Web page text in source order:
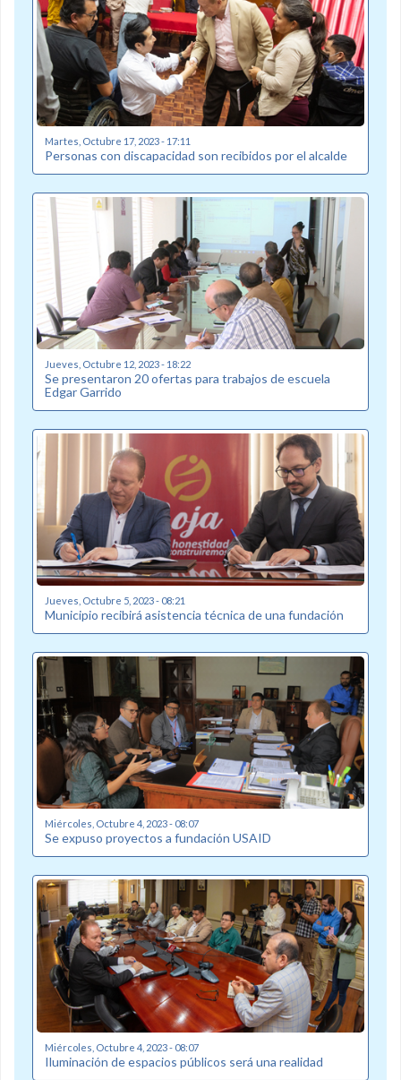
Martes, Octubre 17, 2023 - 17:11
Personas con discapacidad son recibidos por el alcalde
Jueves, Octubre 12, 2023 - 18:22
Se presentaron 20 ofertas para trabajos de escuela
Edgar Garrido
Jueves, Octubre 5, 2023 - 08:21
Municipio recibirá asistencia técnica de una fundación
Miércoles, Octubre 4, 2023 - 08:07
Se expuso proyectos a fundación USAID
Miércoles, Octubre 4, 2023 - 08:07
Iluminación de espacios públicos será una realidad